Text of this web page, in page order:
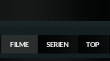
FILME SERIEN TOP